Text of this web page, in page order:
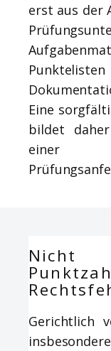
erst aus der
Eine
bildet
einer
Nicht
Gerichtlich